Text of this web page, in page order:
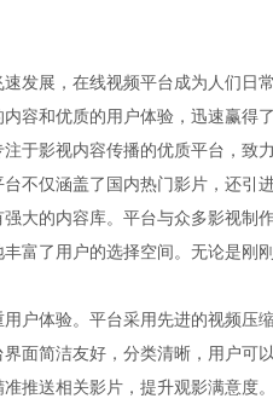
发展，在线视频平台成为人们日
容和优质的用户体验，迅速赢得
于影视内容传播的优质平台，致
不仅涵盖了国内热门影片，还引
大的内容库。平台与众多影视制
富了用户的选择空间。无论是刚
户体验。平台采用先进的视频压
面简洁友好，分类清晰，用户可
推送相关影片，提升观影满意度